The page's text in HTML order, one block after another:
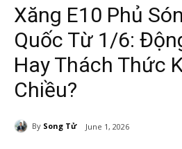
Xăng E10 Phủ
Quốc Từ 1/6:
Hay Thách Thức
Chiều?
By Song Tử June 1, 2026